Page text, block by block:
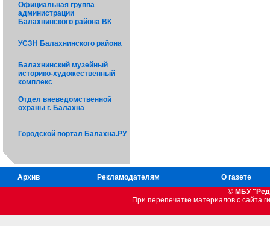
Официальная группа
администрации
Балахнинского района ВК
УСЗН Балахнинского района
Балахнинский музейный
историко-художественный
комплекс
Отдел вневедомственной
охраны г. Балахна
Городской портал Балахна.РУ
Архив Рекламодателям
О газете
© МБУ
При перепечатке материалов c сайта